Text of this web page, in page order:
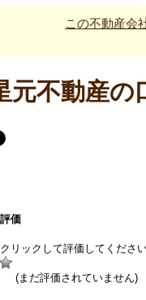
この不動産会
元不動産の
価
リックして評価してください
(まだ評価されていません)